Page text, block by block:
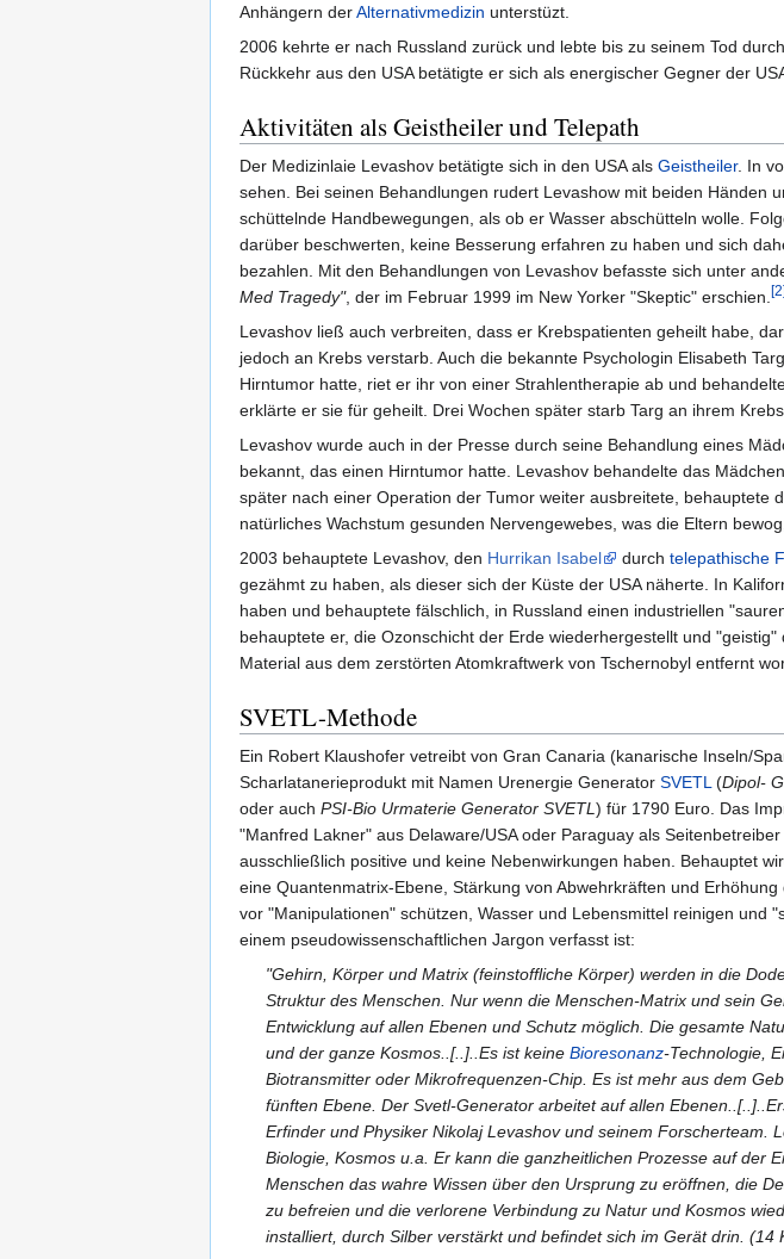
Anhängern derAlternativmedizin unterstüzt.
2006 kehrte er nach Russland zurück und lebte bis zu seinem Tod
Rückkehr aus den USA betätigte er sich als energischer Gegner der
Aktivitäten als Geistheiler und Telepath
Der Medizinlaie Levashov betätigte sich in den USA als Geistheiler. In
sehen. Bei seinen Behandlungen rudert Levashow mit beiden Händen
schüttelnde Handbewegungen, als ob er Wasser abschütteln wolle.
darüber beschwerten, keine Besserung erfahren zu haben und sich
bezahlen. Mit den Behandlungen von Levashov befasste sich unter
Med Tragedy", der im Februar 1999 im New Yorker "Skeptic" erschien.
Levashov ließ auch verbreiten, dass er Krebspatienten geheilt habe,
jedoch an Krebs verstarb. Auch die bekannte Psychologin Elisabeth
Hirntumor hatte, riet er ihr von einer Strahlentherapie ab und
erklärte er sie für geheilt. Drei Wochen später starb Targ an ihrem
Levashov wurde auch in der Presse durch seine Behandlung eines
bekannt, das einen Hirntumor hatte. Levashov behandelte das
später nach einer Operation der Tumor weiter ausbreitete, behauptete
natürliches Wachstum gesunden Nervengewebes, was die Eltern
2003 behauptete Levashov, den Hurrikan Isabel durch telepathische
gezähmt zu haben, als dieser sich der Küste der USA näherte. In
haben und behauptete fälschlich, in Russland einen industriellen
behauptete er, die Ozonschicht der Erde wiederhergestellt und
Material aus dem zerstörten Atomkraftwerk von Tschernobyl entfernt
SVETL-Methode
Ein Robert Klaushofer vetreibt von Gran Canaria (kanarische Inseln/
Scharlatanerieprodukt mit Namen Urenergie Generator SVETL (Dipol-
oder auch PSI-Bio Urmaterie Generator SVETL ) für 1790 Euro. Das
"Manfred Lakner" aus Delaware/USA oder Paraguay als Seitenbetreiber
ausschließlich positive und keine Nebenwirkungen haben. Behauptet
eine Quantenmatrix-Ebene, Stärkung von Abwehrkräften und
vor "Manipulationen" schützen, Wasser und Lebensmittel reinigen und
einem pseudowissenschaftlichen Jargon verfasst ist:
"Gehirn, Körper und Matrix (feinstoffliche Körper) werden in die
Struktur des Menschen. Nur wenn die Menschen-Matrix und sein
Entwicklung auf allen Ebenen und Schutz möglich. Die gesamte
und der ganze Kosmos..[..]..Es ist keineBioresonanz-Technologie,
Biotransmitter oder Mikrofrequenzen-Chip. Es ist mehr aus dem
fünften Ebene. Der Svetl-Generator arbeitet auf allen
Erfinder und Physiker Nikolaj Levashov und seinem Forscherteam.
Biologie, Kosmos u.a. Er kann die ganzheitlichen Prozesse auf der
Menschen das wahre Wissen über den Ursprung zu eröffnen, die
zu befreien und die verlorene Verbindung zu Natur und Kosmos
installiert, durch Silber verstärkt und befindet sich im Gerät drin.